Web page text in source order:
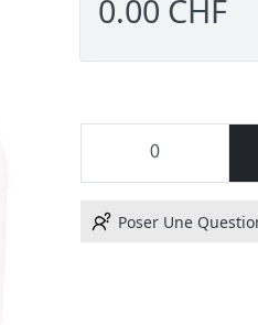
0.00 CHF
Poser Une